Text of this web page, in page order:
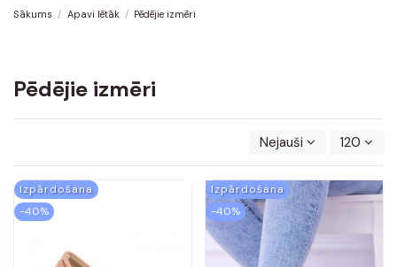
Sākums Apavi lētāk Pēdējie izmēri
Pēdējie izmēri
Nejauši 120
Izpārdošana
-40%
Izpārdošana
-40%